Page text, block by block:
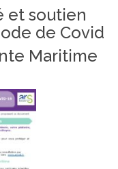
et soutien
de Covid
Maritime